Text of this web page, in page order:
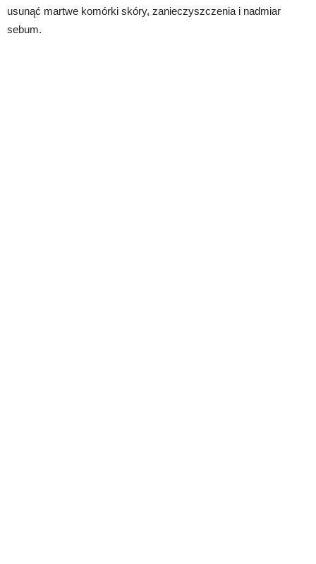
usunąć martwe komórki skóry, zanieczyszczenia i nadmiar
sebum.